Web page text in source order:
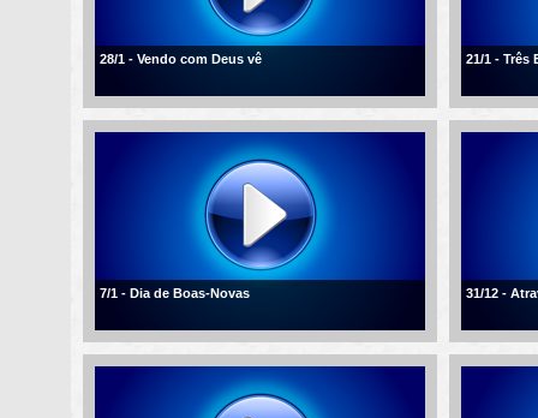
28/1 - Vendo com Deus vê 21/1 - Três
7/1 - Dia de Boas-Novas 31/12 -